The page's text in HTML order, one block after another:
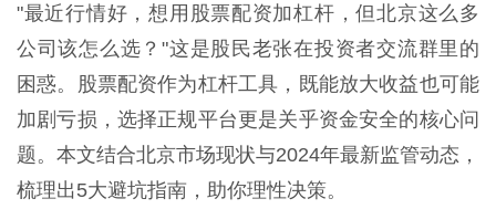
"最近行情好，想用股票配资加杠杆，但北京这么多
公司该怎么选？"这是股民老张在投资者交流群里的
困惑。股票配资作为杠杆工具，既能放大收益也可能
加剧亏损，选择正规平台更是关乎资金安全的核心问
题。本文结合北京市场现状与2024年最新监管动态，
梳理出5大避坑指南，助你理性决策。